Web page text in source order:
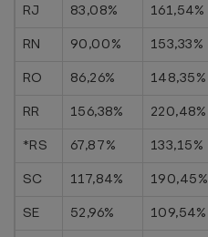
RJ
83,08% 161,54%
RN
90,00% 153,33%
RO
86,26% 148,35%
RR
156,38% 220,48%
*RS
67,87% 133,15%
SC
117,84% 190,45%
SE
52,96% 109,54%